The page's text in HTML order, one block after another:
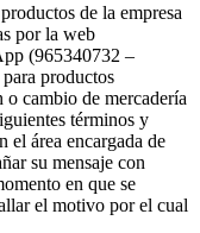
de la empresa
por la web
(965340732 –
productos
cambio de mercadería
términos y
el área encargada de
su mensaje con
en que se
el motivo por el cual